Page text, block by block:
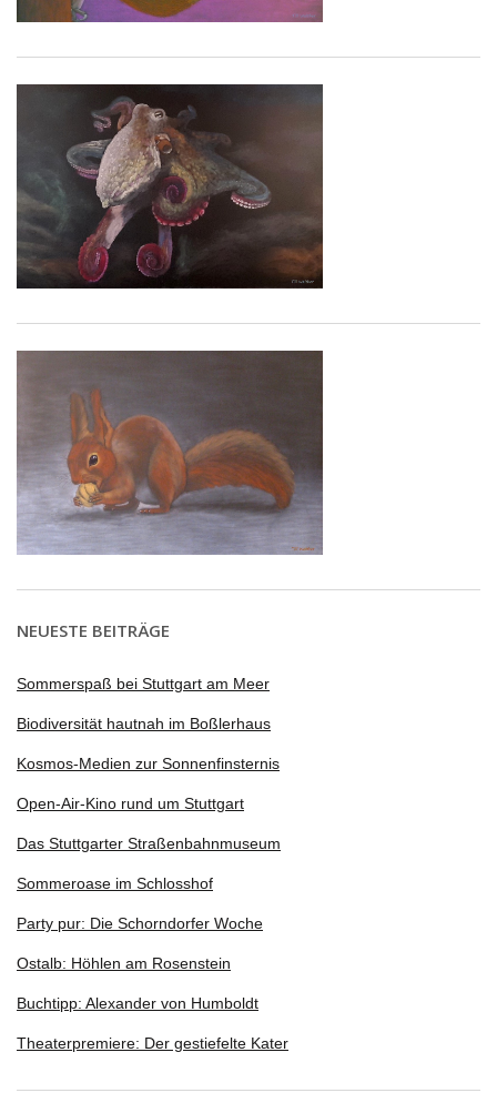
NEUESTE BEITRÄGE
Sommerspaß bei Stuttgart am Meer
Biodiversität hautnah im Boßlerhaus
Kosmos-Medien zur Sonnenfinsternis
Open-Air-Kino rund um Stuttgart
Das Stuttgarter Straßenbahnmuseum
Sommeroase im Schlosshof
Party pur: Die Schorndorfer Woche
Ostalb: Höhlen am Rosenstein
Buchtipp: Alexander von Humboldt
Theaterpremiere: Der gestiefelte Kater